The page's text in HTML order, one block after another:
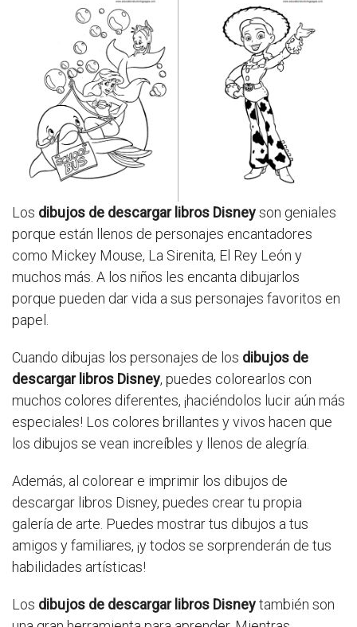
Los dibujos de descargar libros Disneyson geniales
porque están llenos de personajes encantadores
como Mickey Mouse, La Sirenita, El Rey León y
muchos más. A los niños les encanta dibujarlos
porque pueden dar vida a sus personajes favoritos en
papel.
Cuando dibujas los personajes de los dibujos de
descargar libros Disney, puedes colorearlos con
muchos colores diferentes, ¡haciéndolos lucir aún más
especiales! Los colores brillantes y vivos hacen que
los dibujos se vean increíbles y llenos de alegría.
Además, al colorear e imprimir los dibujos de
descargar libros Disney, puedes crear tu propia
galería de arte. Puedes mostrar tus dibujos a tus
amigos y familiares, ¡y todos se sorprenderán de tus
habilidades artísticas!
Los dibujos de descargar libros Disneytambién son